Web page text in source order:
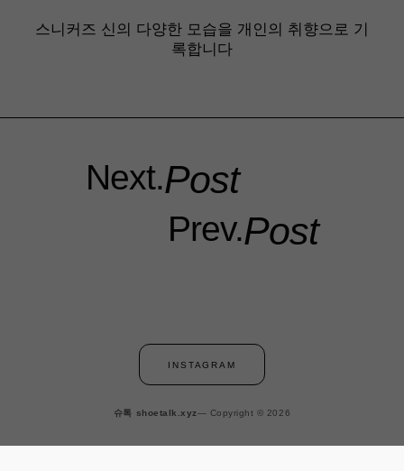
스니커즈 신의 다양한 모습을 개인의 취향으로 기
록합니다
Next.Post
Prev.Post
INSTAGRAM
슈톡 shoetalk.xyz— Copyright © 2026